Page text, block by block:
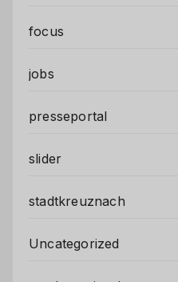
focus
jobs
presseportal
slider
stadtkreuznach
Uncategorized